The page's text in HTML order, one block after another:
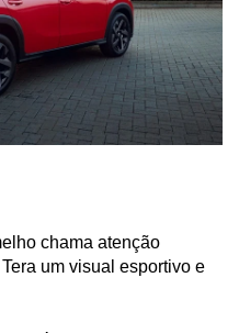
chama atenção
um visual esportivo e